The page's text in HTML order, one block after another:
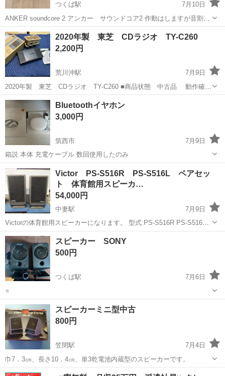
つくば駅
7月10日
ANKER soundcore 2 アンカー サウンドコア2 作動はしますが音割れ
が出てきたので それ以来使用せず ジャンク扱い、3Nで 修理できる
方、上記了承頂ける方 宜しくお願いします
茨城 つくば市 つくば駅 オーディオ
2020年製 東芝 CDラジオ TY-C260
2,200円
荒川沖駅
7月9日
2020年製 東芝 CDラジオ TY-C260 ■商品状態 中古品 動作確認
できております。 中古品となりますので年式なりの使用感や、キズ・
茨城 土浦市 オーディオ
Bluetoothイヤホン
3,000円
筑西市
7月9日
箱説 本体 充電ケーブル 数回使用したのみ
茨城 筑西市
Victor PS-S516R PS-S516L ペアセッ
ト 体育館用スピーカ…
54,000円
中妻駅
7月9日
Victorの体育館用スピーカーになります。 型式:PS-S516R PS-S516L
音出し確認のみ実施済みです。 詳細につきましては、写真をご確認く
ださい。 受け渡しは常総市です。
茨城 常総市 中妻駅
スピーカー SONY
500円
つくば駅
7月6日
⭐️
茨城 つくば市 オーディオ
スピーカーミニ型中古
800円
笠間駅
7月4日
巾7．3㎝、長さ10．4㎝、単3乾電池内蔵型のスピーカーです。
茨城 笠間市 笠間駅 オーディオ 単3